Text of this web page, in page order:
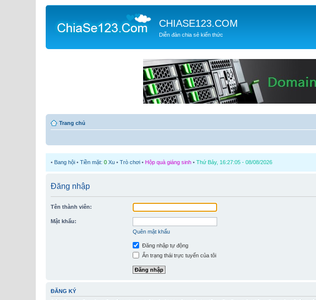
CHIASE123.COM
Diễn đàn chia sẻ kiến thức
Trang chủ
• Bang hội • Tiền mặt: 0 Xu • Trò chơi • Hộp quà giáng sinh • Thứ Bảy, 16:27:05 - 08/08/2026
Đăng nhập
Tên thành viên:
Mật khẩu:
Quên mật khẩu
Đăng nhập tự động
Ẩn trạng thái trực tuyến của tôi
ĐĂNG KÝ